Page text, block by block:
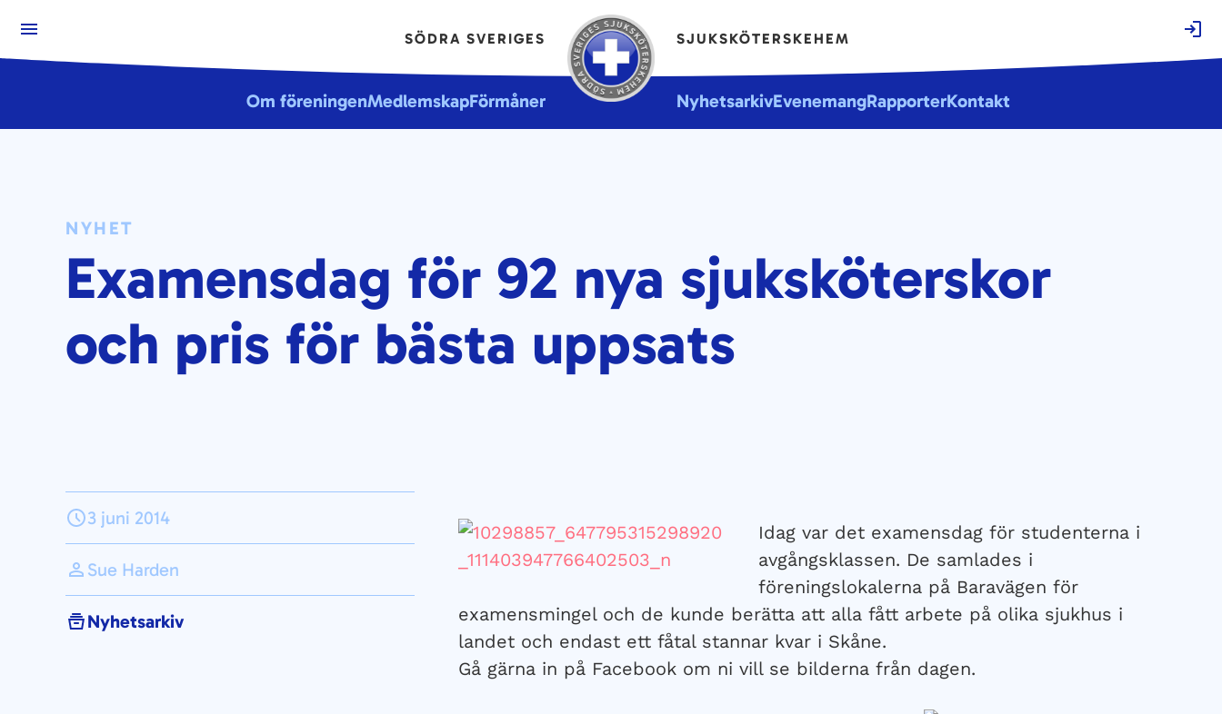
innehåll
SÖDRA SVERIGES SJUKSKÖTERSKEHEM
Om föreningenMedlemskapFörmåner NyhetsarkivEvenemangRapporterKontakt
NYHET
Examensdag för 92 nya sjuksköterskor
och pris för bästa uppsats
3 juni 2014
Sue Harden
Nyhetsarkiv
Idag var det examensdag för studenterna i
avgångsklassen. De samlades i
föreningslokalerna på Baravägen för
examensmingel och de kunde berätta att alla fått arbete på olika sjukhus i
landet och endast ett fåtal stannar kvar i Skåne.
Gå gärna in på Facebook om ni vill se bilderna från dagen.